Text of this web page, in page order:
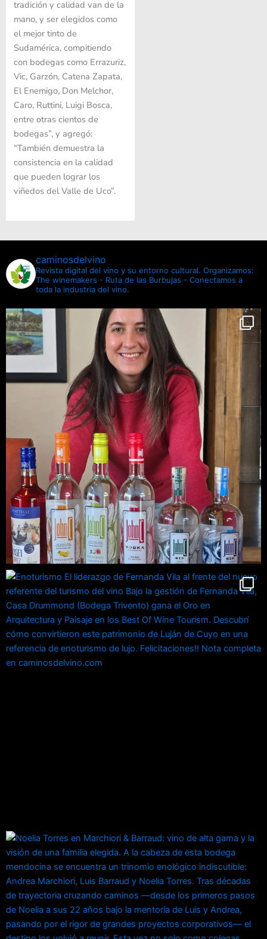
tradición y calidad van de la
mano, y ser elegidos como
el mejor tinto de
Sudamérica, compitiendo
con bodegas como Errazuriz,
Vic, Garzón, Catena Zapata,
El Enemigo, Don Melchor,
Caro, Ruttini, Luigi Bosca,
entre otras cientos de
bodegas”, y agregó:
“También demuestra la
consistencia en la calidad
que pueden lograr los
viñedos del Valle de Uco”.
caminosdelvino
Revista digital del vino y su entorno cultural. Organizamos:
The winemakers - Ruta de las Burbujas - Conectamos a
toda la industria del vino.